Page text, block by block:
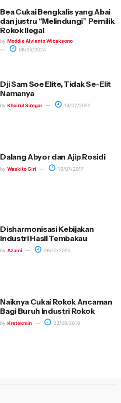
Bea Cukai Bengkalis yang Abai
dan justru “Melindungi” Pemilik
Rokok Ilegal
by Moddie Alvianto Wicaksono
08/05/2024
Dji Sam Soe Elite, Tidak Se-Elit
Namanya
by Khoirul Siregar 14/07/2022
Dalang Abyor dan Ajip Rosidi
by Waskito Giri 19/07/2017
Disharmonisasi Kebijakan
Industri Hasil Tembakau
by Azami 29/12/2020
Naiknya Cukai Rokok Ancaman
Bagi Buruh Industri Rokok
by Kretekmin 23/09/2019